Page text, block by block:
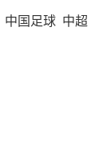
中国足球 中超